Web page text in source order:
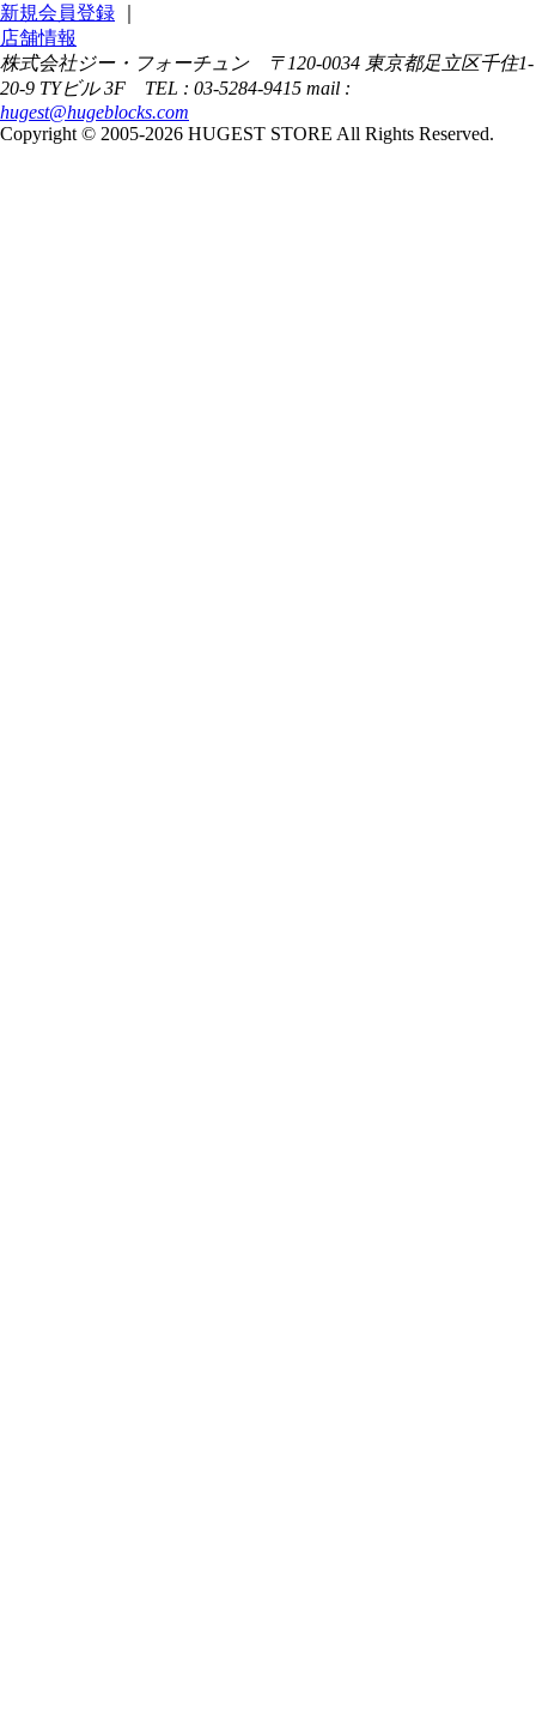
新規会員登録
店舗情報
株式会社ジー・フォーチュン 〒120-0034 東京都足立区千住1-
20-9 TYビル 3F TEL : 03-5284-9415 mail :
hugest@hugeblocks.com
Copyright © 2005-2026 HUGEST STORE All Rights Reserved.